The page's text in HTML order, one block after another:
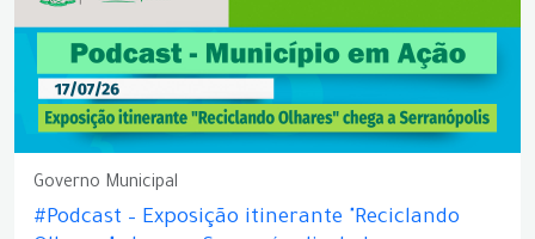
Governo Municipal
#Podcast – Exposição itinerante "Reciclando